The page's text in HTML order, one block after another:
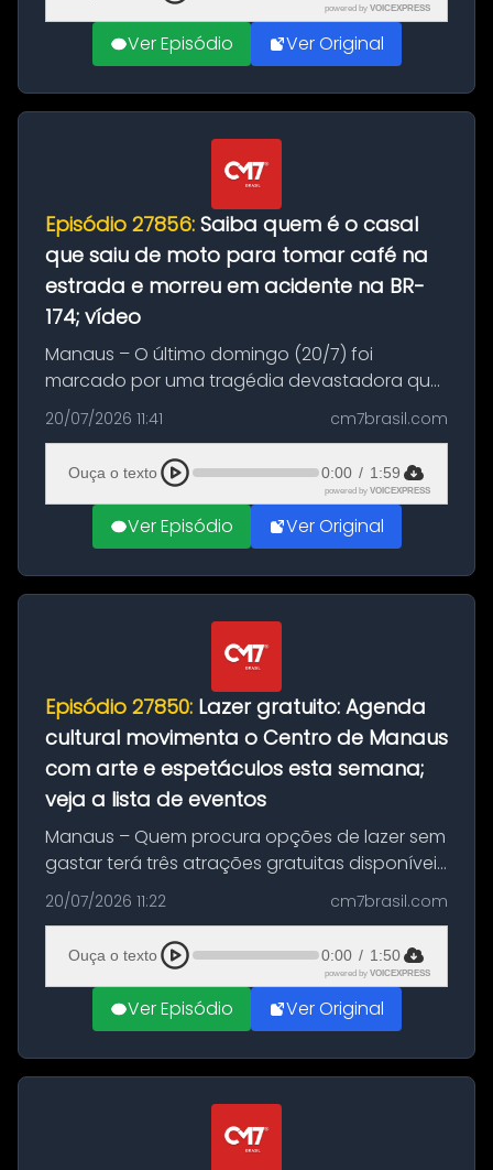
powered by VOICEXPRESS
Ver Episódio Ver Original
Episódio 27856: Saiba quem é o casal
que saiu de moto para tomar café na
estrada e morreu em acidente na BR-
174; vídeo
Manaus – O último domingo (20/7) foi
marcado por uma tragédia devastadora que
resultou na morte precoce de dois jovens na
BR-174, na zona rural de Manaus. Um passeio
com destino a um típico café regio...
20/07/2026 11:41 cm7brasil.com
Ouça o texto 0:00 / 1:59
powered by VOICEXPRESS
Ver Episódio Ver Original
Episódio 27850: Lazer gratuito: Agenda
cultural movimenta o Centro de Manaus
com arte e espetáculos esta semana;
veja a lista de eventos
Manaus – Quem procura opções de lazer sem
gastar terá três atrações gratuitas disponíveis
entre esta segunda-feira (20) e quinta-feira
(23). A programação inclui uma exposição
dedicada à história das ...
20/07/2026 11:22 cm7brasil.com
Ouça o texto 0:00 / 1:50
powered by VOICEXPRESS
Ver Episódio Ver Original